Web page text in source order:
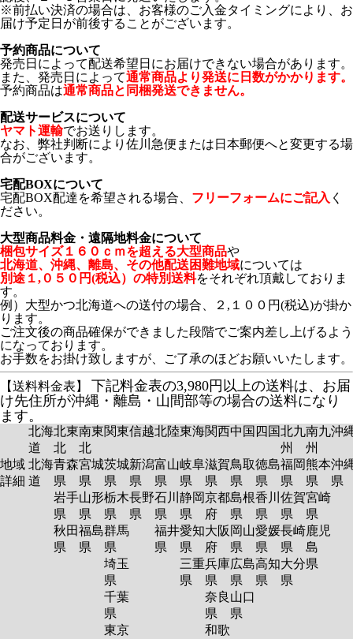
※前払い決済の場合は、お客様のご入金タイミングにより、お
届け予定日が前後することがございます。
予約商品について
発売日によって配送希望日にお届けできない場合があります。
また、発売日によって通常商品より発送に日数がかかります。
予約商品は通常商品と同梱発送できません。
配送サービスについて
ヤマト運輸でお送りします。
なお、弊社判断により佐川急便または日本郵便へと変更する場
合がございます。
宅配BOXについて
宅配BOX配達を希望される場合、 フリーフォームにご記入 く
ださい。
大型商品料金・遠隔地料金について
梱包サイズ１６０ｃｍを超える大型商品や
北海道、沖縄、離島、その他配送困難地域については
別途１,０５０円(税込）の特別送料をそれぞれ頂戴しておりま
す。
例）大型かつ北海道への送付の場合、２,１００円(税込)が掛か
ります。
ご注文後の商品確保ができました段階でご案内差し上げるよう
になっております。
お手数をお掛け致しますが、ご了承のほどお願いいたします。
【送料料金表】
下記料金表の3,980円以上の送料は、お届
け先住所が沖縄・離島・山間部等の場合の送料になり
ます。
北海
道
北東
北
南東
北
関東信越北陸東海関西中国 四国北九
州
南九
州
沖
地域
詳細
北海
道
青森
県
岩手
県
秋田
県
宮城
県
山形
県
福島
県
茨城
県
栃木
県
群馬
県
埼玉
県
千葉
県
東京
新潟
県
長野
県
富山
県
石川
県
福井
県
岐阜
県
静岡
県
愛知
県
三重
県
滋賀
県
京都
府
大阪
府
兵庫
県
奈良
県
和歌
鳥取
県
島根
県
岡山
県
広島
県
山口
県
徳島
県
香川
県
愛媛
県
高知
県
福岡
県
佐賀
県
長崎
県
大分
県
熊本
県
宮崎
県
鹿児
島
県
沖